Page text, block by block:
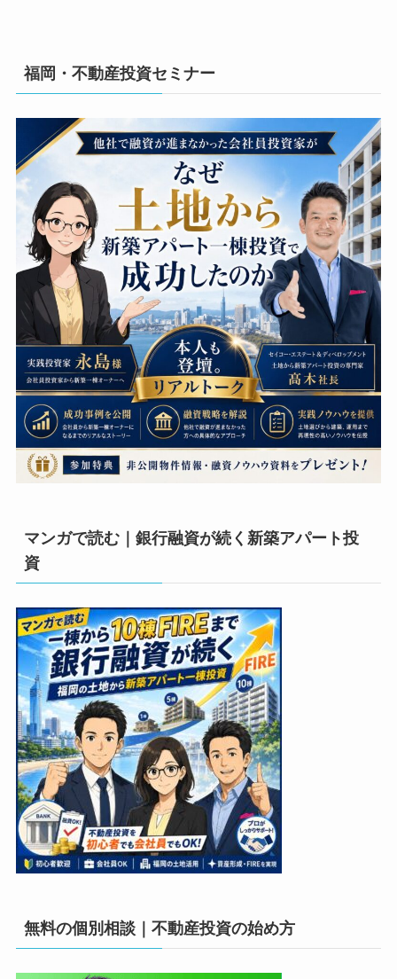
福岡・不動産投資セミナー
マンガで読む｜銀行融資が続く新築アパート投
資
無料の個別相談｜不動産投資の始め方